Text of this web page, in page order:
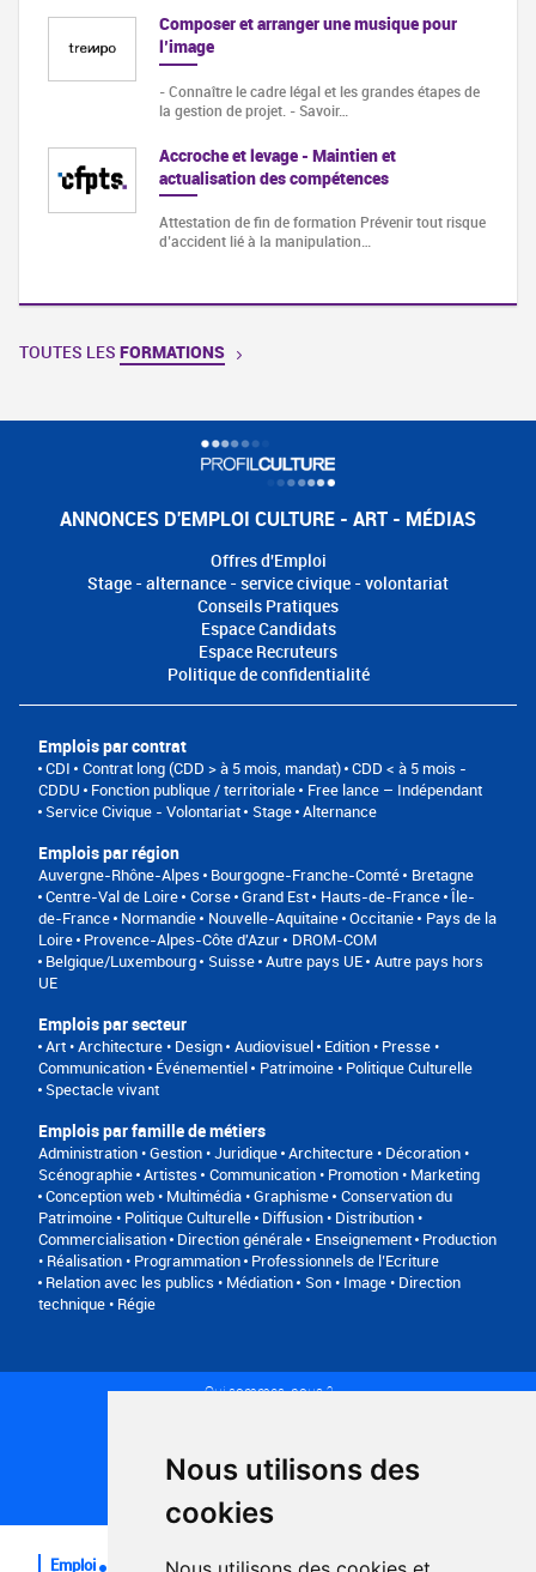
Nous utilisons des
cookies
Composer et arranger une musique pour
l’image
- Connaître le cadre légal et les grandes étapes de
la gestion de projet. - Savoir…
Accroche et levage - Maintien et
actualisation des compétences
Attestation de fin de formation Prévenir tout risque
d’accident lié à la manipulation…
TOUTES LES FORMATIONS
ANNONCES D'EMPLOI CULTURE - ART - MÉDIAS
Offres d'Emploi
Stage - alternance - service civique - volontariat
Conseils Pratiques
Espace Candidats
Espace Recruteurs
Politique de confidentialité
Emplois par contrat
CDI Contrat long (CDD > à 5 mois, mandat) CDD < à 5 mois -
CDDU
Fonction publique / territoriale
Free lance – Indépendant
Service Civique - Volontariat
Stage Alternance
Emplois par région
Auvergne-Rhône-Alpes Bourgogne-Franche-Comté
Bretagne
Centre-Val de Loire Corse Grand Est Hauts-de-France Île-
de-France Normandie Nouvelle-Aquitaine Occitanie
Pays de la
Loire Provence-Alpes-Côte d'Azur
DROM-COM
Belgique/Luxembourg
Suisse Autre pays UE Autre pays hors
UE
Emplois par secteur
Art • Architecture • Design Audiovisuel Edition • Presse •
Communication Événementiel
Patrimoine • Politique Culturelle
Spectacle vivant
Emplois par famille de métiers
Administration • Gestion • Juridique Architecture • Décoration •
Scénographie Artistes
Communication • Promotion • Marketing
Conception web • Multimédia • Graphisme Conservation du
Patrimoine • Politique Culturelle Diffusion • Distribution •
Commercialisation Direction générale Enseignement Production
• Réalisation • Programmation Professionnels de l’Ecriture
Relation avec les publics • Médiation
Son • Image • Direction
technique • Régie
Qui sommes-nous ?
Plan du site
FAQ recruteurs
FAQ
Emploi